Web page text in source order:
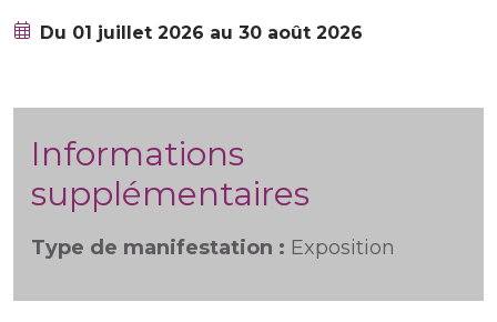
Du 01 juillet 2026 au 30 août 2026
Informations
supplémentaires
Type de manifestation : Exposition